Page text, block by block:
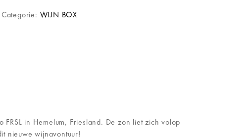
Categorie: WIJN BOX
in Hemelum, Friesland. De zon liet zich volop
nieuwe wijnavontuur!